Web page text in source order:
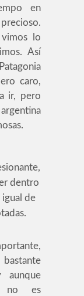
en
lo
Así
caro,
ir, pero
dentro
igual de
aunque
no es